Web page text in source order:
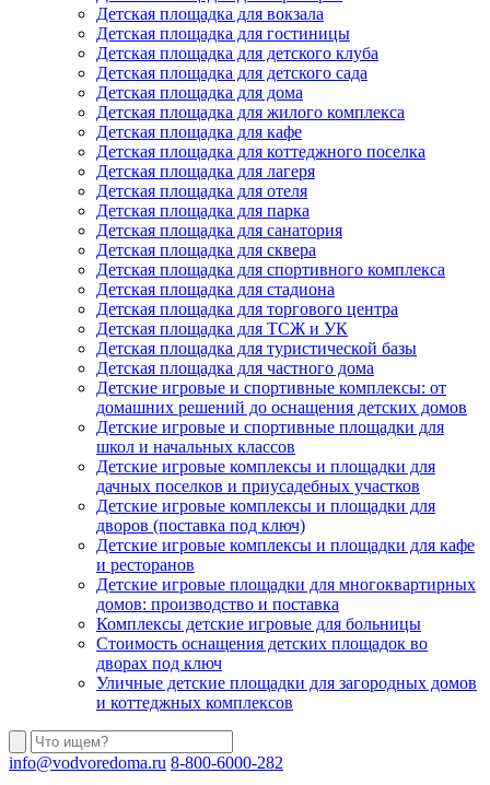
Детская площадка для вокзала
Детская площадка для гостиницы
Детская площадка для детского клуба
Детская площадка для детского сада
Детская площадка для дома
Детская площадка для жилого комплекса
Детская площадка для кафе
Детская площадка для коттеджного поселка
Детская площадка для лагеря
Детская площадка для отеля
Детская площадка для парка
Детская площадка для санатория
Детская площадка для сквера
Детская площадка для спортивного комплекса
Детская площадка для стадиона
Детская площадка для торгового центра
Детская площадка для ТСЖ и УК
Детская площадка для туристической базы
Детская площадка для частного дома
Детские игровые и спортивные комплексы: от
домашних решений до оснащения детских домов
Детские игровые и спортивные площадки для
школ и начальных классов
Детские игровые комплексы и площадки для
дачных поселков и приусадебных участков
Детские игровые комплексы и площадки для
дворов (поставка под ключ)
Детские игровые комплексы и площадки для кафе
и ресторанов
Детские игровые площадки для многоквартирных
домов: производство и поставка
Комплексы детские игровые для больницы
Стоимость оснащения детских площадок во
дворах под ключ
Уличные детские площадки для загородных домов
и коттеджных комплексов
info@vodvoredoma.ru 8-800-6000-282